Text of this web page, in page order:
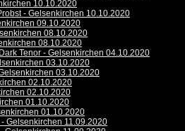
10.10.2020
- Gelsenkirchen 10.10.2020
09.10.2020
08.10.2020
08.10.2020
Tenor - Gelsenkirchen 04.10.2020
03.10.2020
03.10.2020
02.10.2020
02.10.2020
01.10.2020
01.10.2020
Gelsenkirchen 11.09.2020